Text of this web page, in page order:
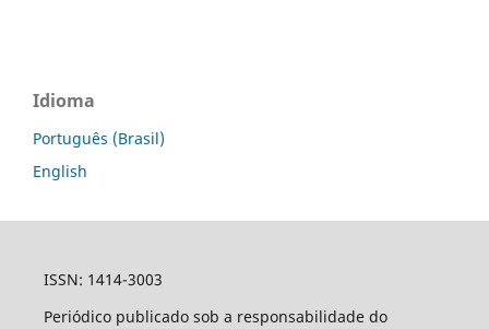
Idioma
Português (Brasil)
English
ISSN: 1414-3003
Periódico publicado sob a responsabilidade do